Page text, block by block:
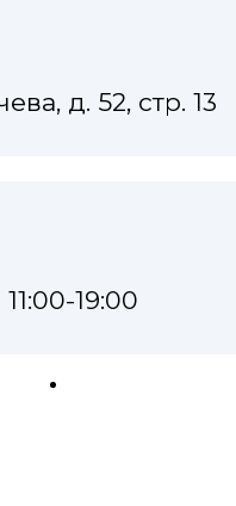
д. 52, стр. 13
19:00